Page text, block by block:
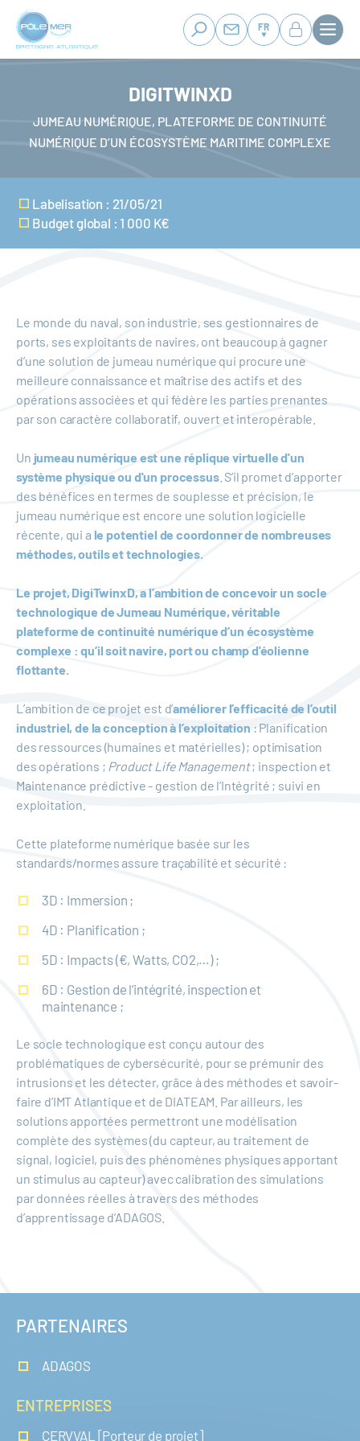
Panneau de gestion des cookies
Aller
contenu
FR
DIGITWINXD
JUMEAU NUMÉRIQUE, PLATEFORME DE CONTINUITÉ
NUMÉRIQUE D’UN ÉCOSYSTÈME MARITIME COMPLEXE
Labelisation : 21/05/21
Budget global : 1 000 K€
Le monde du naval, son industrie, ses gestionnaires de
ports, ses exploitants de navires, ont beaucoup à gagner
d’une solution de jumeau numérique qui procure une
meilleure connaissance et maîtrise des actifs et des
opérations associées et qui fédère les parties prenantes
par son caractère collaboratif, ouvert et interopérable.
Un jumeau numérique est une réplique virtuelle d'un
système physique ou d'un processus. S’il promet d’apporter
des bénéfices en termes de souplesse et précision, le
jumeau numérique est encore une solution logicielle
récente, qui a le potentiel de coordonner de nombreuses
méthodes, outils et technologies.
Le projet, DigiTwinxD, a l’ambition de concevoir un socle
technologique de Jumeau Numérique, véritable
plateforme de continuité numérique d’un écosystème
complexe : qu’il soit navire, port ou champ d'éolienne
flottante.
L’ambition de ce projet est d’améliorer l’efficacité de l’outil
industriel, de la conception à l’exploitation : Planification
des ressources (humaines et matérielles) ; optimisation
des opérations ; Product Life Management; inspection et
Maintenance prédictive - gestion de l’Intégrité ; suivi en
exploitation.
Cette plateforme numérique basée sur les
standards/normes assure traçabilité et sécurité :
3D : Immersion ;
4D : Planification ;
5D : Impacts (€, Watts, CO2,…) ;
6D : Gestion de l’intégrité, inspection et
maintenance ;
Le socle technologique est conçu autour des
problématiques de cybersécurité, pour se prémunir des
intrusions et les détecter, grâce à des méthodes et savoir-
faire d’IMT Atlantique et de DIATEAM. Par ailleurs, les
solutions apportées permettront une modélisation
complète des systèmes (du capteur, au traitement de
signal, logiciel, puis des phénomènes physiques apportant
un stimulus au capteur) avec calibration des simulations
par données réelles à travers des méthodes
d’apprentissage d’ADAGOS.
PARTENAIRES
ADAGOS
ENTREPRISES
CERVVAL [Porteur de projet]